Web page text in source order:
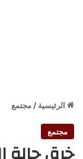
الرئيسية / مجتمع
مجتمع